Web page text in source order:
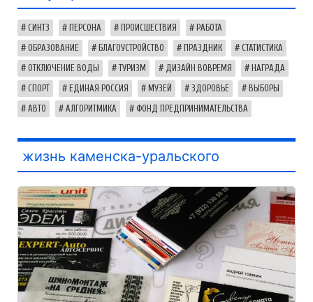
СИНТЗ ПЕРСОНА ПРОИСШЕСТВИЯ РАБОТА
ОБРАЗОВАНИЕ БЛАГОУСТРОЙСТВО ПРАЗДНИК СТАТИСТИКА
ОТКЛЮЧЕНИЕ ВОДЫ ТУРИЗМ ДИЗАЙН ВОВРЕМЯ НАГРАДА
СПОРТ ЕДИНАЯ РОССИЯ МУЗЕЙ ЗДОРОВЬЕ ВЫБОРЫ
АВТО АЛГОРИТМИКА ФОНД ПРЕДПРИНИМАТЕЛЬСТВА
жизнь каменска-уральского